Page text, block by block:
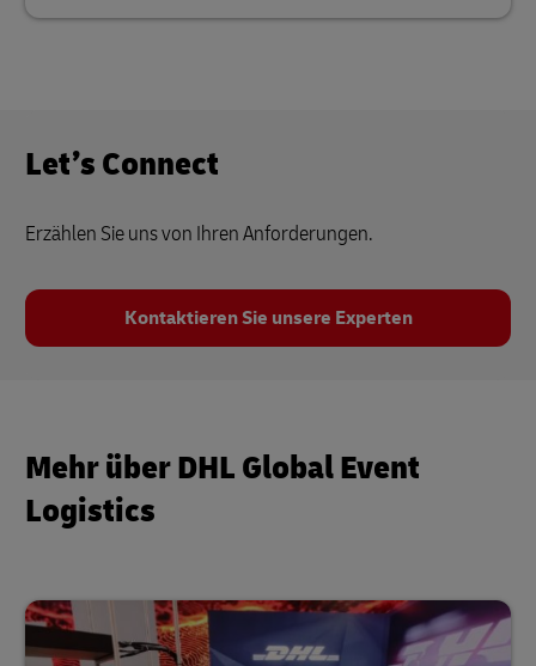
Let’s Connect
Erzählen Sie uns von Ihren Anforderungen.
Kontaktieren Sie unsere Experten
Mehr über DHL Global Event
Logistics